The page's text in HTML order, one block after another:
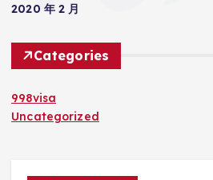
2020 年 2 月
Categories
998visa
Uncategorized